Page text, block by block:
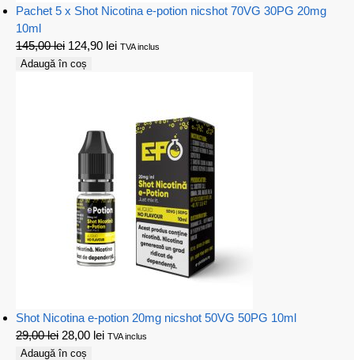
Pachet 5 x Shot Nicotina e-potion nicshot 70VG 30PG 20mg
10ml
145,00lei 124,90 lei TVA inclus
Adaugă în coș
Shot Nicotina e-potion 20mg nicshot 50VG 50PG 10ml
29,00lei 28,00 lei TVA inclus
Adaugă în coș